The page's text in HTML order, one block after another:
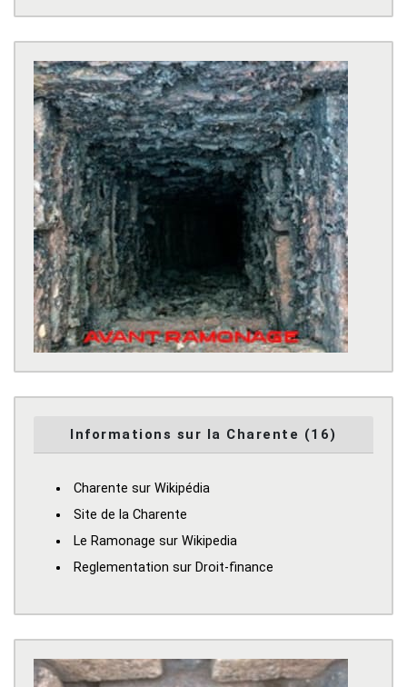
Informations sur la Charente (16)
Charente sur Wikipédia
Site de la Charente
Le Ramonage sur Wikipedia
Reglementation sur Droit-finance